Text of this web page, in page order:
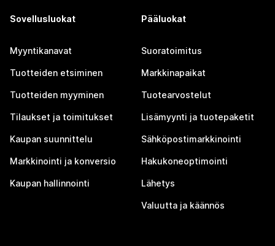
Sovellusluokat
Myyntikanavat
Tuotteiden etsiminen
Tuotteiden myyminen
Tilaukset ja toimitukset
Kaupan suunnittelu
Markkinointi ja konversio
Kaupan hallinnointi
Pääluokat
Suoratoimitus
Markkinapaikat
Tuotearvostelut
Lisämyynti ja tuotepaketit
Sähköpostimarkkinointi
Hakukoneoptimointi
Lähetys
Valuutta ja käännös